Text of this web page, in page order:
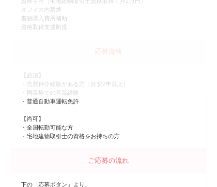
オフィス内禁煙
書籍購入費用補助
資格取得支援制度
応募資格
【必須】
・売買仲介経験がある方（目安2年以上）
・同業界での営業経験
・普通自動車運転免許
【尚可】
・全国転勤可能な方
・宅地建物取引士の資格をお持ちの方
ご応募の流れ
下の「応募ボタン」より、